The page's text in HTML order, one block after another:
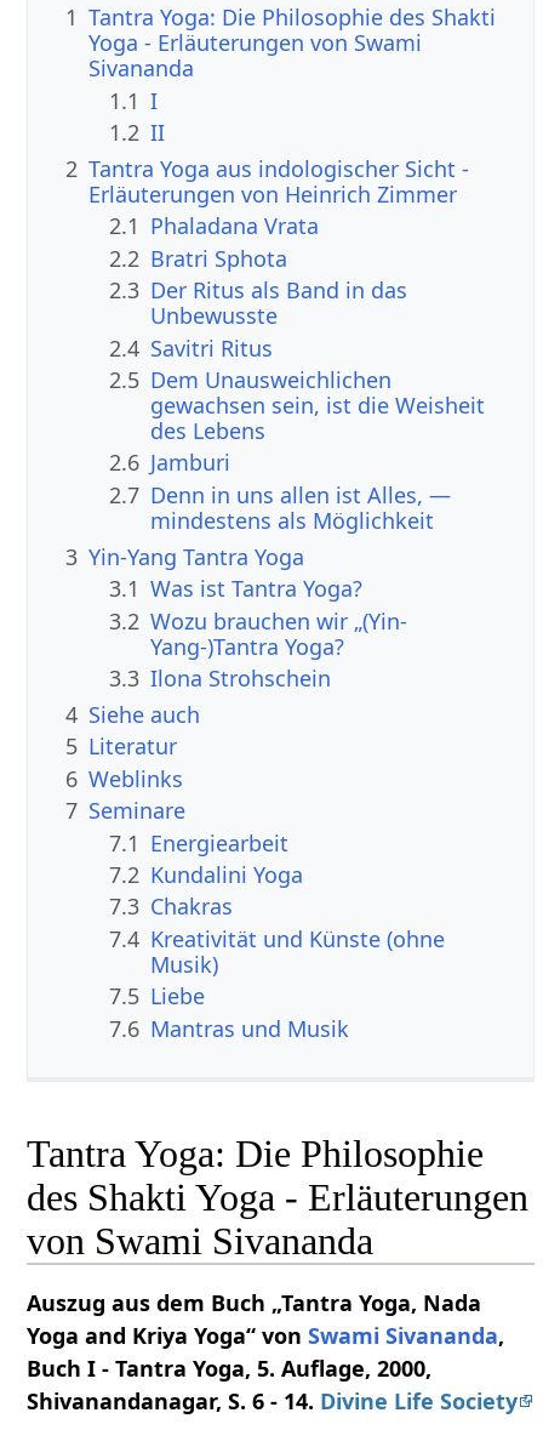
1 Tantra Yoga: Die Philosophie des Shakti
Yoga - Erläuterungen von Swami
Sivananda
1.1 I
1.2 II
2 Tantra Yoga aus indologischer Sicht -
Erläuterungen von Heinrich Zimmer
2.1 Phaladana Vrata
2.2 Bratri Sphota
2.3 Der Ritus als Band in das
Unbewusste
2.4 Savitri Ritus
2.5 Dem Unausweichlichen
gewachsen sein, ist die Weisheit
des Lebens
2.6 Jamburi
2.7 Denn in uns allen ist Alles, —
mindestens als Möglichkeit
3 Yin-Yang Tantra Yoga
3.1 Was ist Tantra Yoga?
3.2 Wozu brauchen wir „(Yin-
Yang-)Tantra Yoga?
3.3 Ilona Strohschein
4 Siehe auch
5 Literatur
6 Weblinks
7 Seminare
7.1 Energiearbeit
7.2 Kundalini Yoga
7.3 Chakras
7.4 Kreativität und Künste (ohne
Musik)
7.5 Liebe
7.6 Mantras und Musik
Tantra Yoga: Die Philosophie
des Shakti Yoga - Erläuterungen
von Swami Sivananda
Auszug aus dem Buch „Tantra Yoga, Nada
Yoga and Kriya Yoga“ vonSwami Sivananda,
Buch I - Tantra Yoga, 5. Auflage, 2000,
Shivanandanagar, S. 6 - 14. Divine Life Society